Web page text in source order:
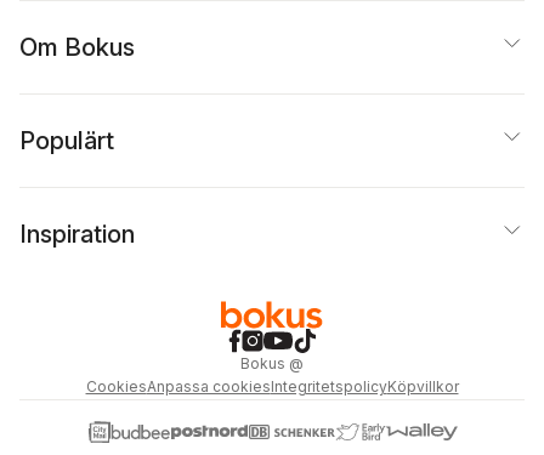
Om Bokus
Populärt
Inspiration
Bokus @
CookiesAnpassa cookiesIntegritetspolicyKöpvillkor